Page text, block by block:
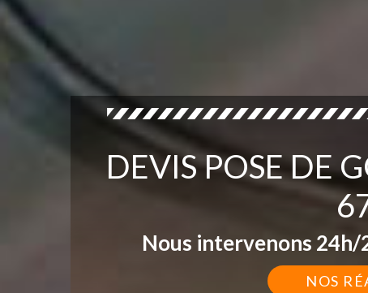
DEVIS POSE DE
Nous intervenons 24h/
NOS